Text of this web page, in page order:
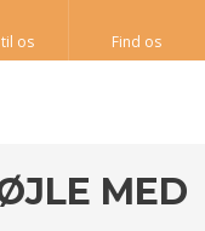
til os​ Find os​
MED